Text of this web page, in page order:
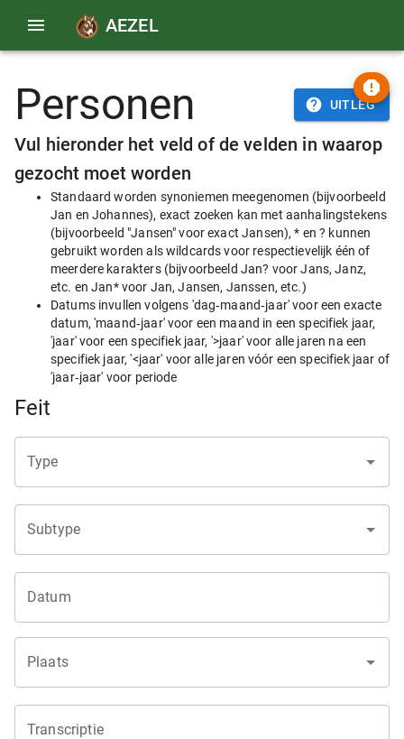
AEZEL
Personen UITLEG
Vul hieronder het veld of de velden in waarop
gezocht moet worden
Standaard worden synoniemen meegenomen (bijvoorbeeld
Jan en Johannes), exact zoeken kan met aanhalingstekens
(bijvoorbeeld "Jansen" voor exact Jansen), * en ? kunnen
gebruikt worden als wildcards voor respectievelijk één of
meerdere karakters (bijvoorbeeld Jan? voor Jans, Janz,
etc. en Jan* voor Jan, Jansen, Janssen, etc.)
Datums invullen volgens 'dag‑maand‑jaar' voor een exacte
datum, 'maand‑jaar' voor een maand in een specifiek jaar,
'jaar' voor een specifiek jaar, '>jaar' voor alle jaren na een
specifiek jaar, '<jaar' voor alle jaren vóór een specifiek jaar of
'jaar‑jaar' voor periode
Feit
Type
Subtype
Datum
Plaats
Transcriptie